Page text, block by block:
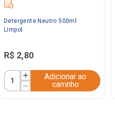
Detergente Neutro 500ml
Limpol
R$ 2,80
Adicionar ao
carrinho